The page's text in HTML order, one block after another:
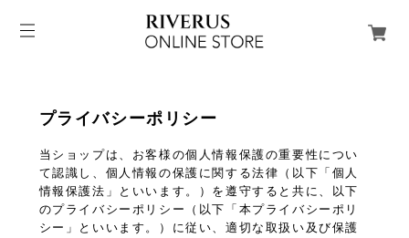
プライバシーポリシー
当ショップは、お客様の個人情報保護の重要性につい
て認識し、個人情報の保護に関する法律（以下「個人
情報保護法」といいます。）を遵守すると共に、以下
のプライバシーポリシー（以下「本プライバシーポリ
シー」といいます。）に従い、適切な取扱い及び保護